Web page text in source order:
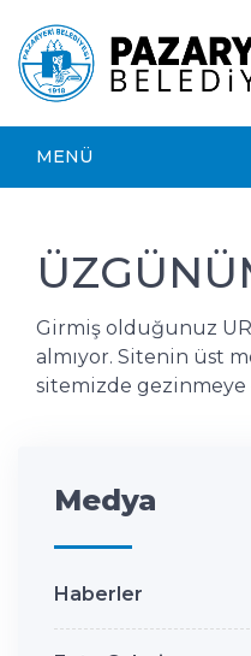
MENÜ
Girmiş olduğunuz
almıyor. Sitenin üst
sitemizde
Medya
Haberler